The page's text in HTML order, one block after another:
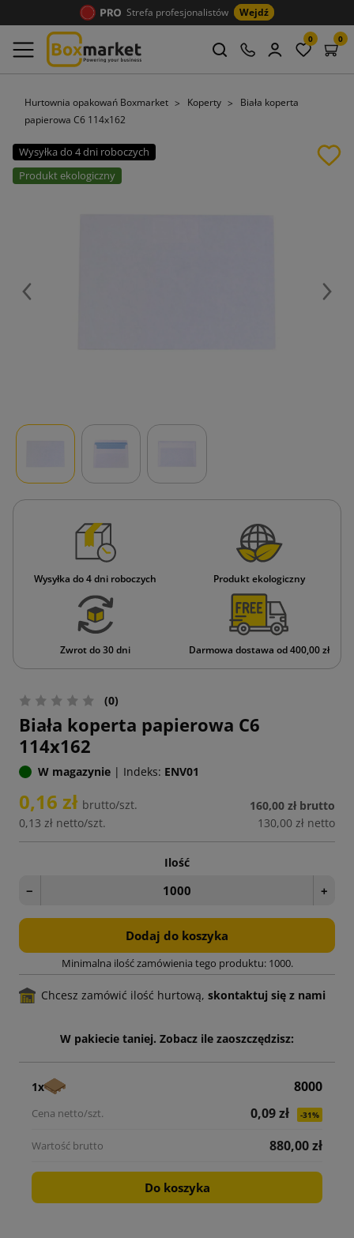
Strefa profesjonalistów Wejdź
0 0
Hurtownia opakowań Boxmarket Koperty
Biała koperta
papierowa C6 114x162
Wysyłka do 4 dni roboczych
Produkt ekologiczny
Poprzedni
Wysyłka do 4 dni roboczych Produkt ekologiczny
Zwrot do 30 dni Darmowa dostawa od 400,00 zł
(0)
Biała koperta papierowa C6
114x162
W magazynie | Indeks: ENV01
0,16 zł brutto/szt.
0,13 zł netto/szt.
160,00 zł brutto
130,00 zł netto
Ilość
− +
Dodaj do koszyka
Minimalna ilość zamówienia tego produktu: 1000.
Chcesz zamówić ilość hurtową, skontaktuj się z nami
W pakiecie taniej. Zobacz ile zaoszczędzisz:
1x
8000
0,09 zł
-31%
880,00 zł
Do koszyka